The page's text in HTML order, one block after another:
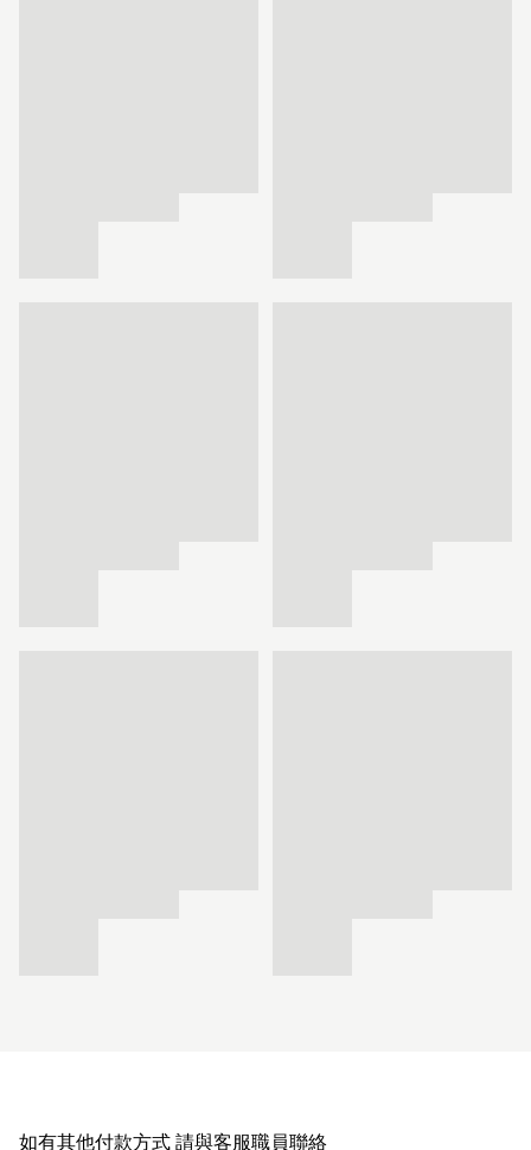
如有其他付款方式 請與客服職員聯絡